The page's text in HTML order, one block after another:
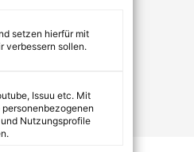
setzen hierfür mit
verbessern sollen.
Issuu etc. Mit
Nutzungsprofile